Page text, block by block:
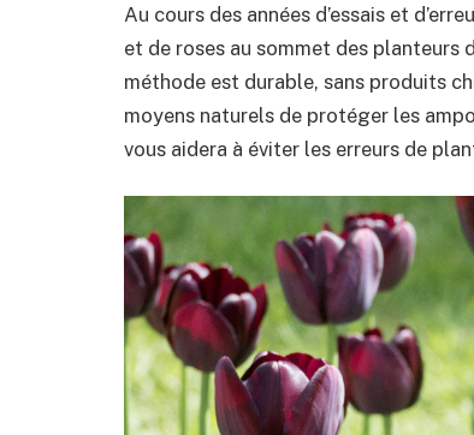
Au cours des années d’essais et
et de roses au sommet des
méthode est durable, sans produits
moyens naturels de protéger les
vous aidera à éviter les erreurs de